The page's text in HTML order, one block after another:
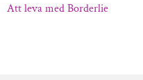
Att leva med Borderlie